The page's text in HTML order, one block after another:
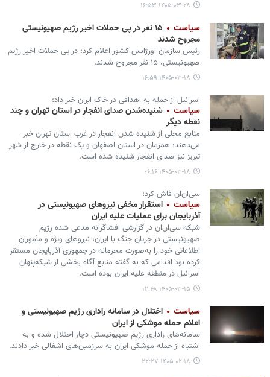
۱۴۰۵-۰۳-۲۸ ۱۶:۵۳
سیاست
۱۵ نفر در پی حملات اخیر رژیم صهیونیستی
مجروح شدند
رئیس سازمان اورژانس کشور اعلام کرد: در پی حملات اخیر رژیم
صهیونیستی، ۱۵ نفر مجروح شدند.
۱۴۰۵-۰۳-۱۸ ۱۶:۵۹
اسرائیل از حمله به اهدافی در خاک ایران خبر داد؛
سیاست
شنیده‌شدن صدای انفجار در استان تهران و چند
نقطه دیگر
منابع محلی از شنیده شدن انفجار در غرب استان‌ تهران خبر
می‌دهند؛ همزمان در استان اصفهان و یک نقطه در خارج از شهر
تبریز نیز صدای انفجار شنیده شده است.
۱۴۰۵-۰۳-۱۸ ۰۶:۱۶
سی‌ان‌ان فاش کرد؛
سیاست
استقرار مخفی نیروهای صهیونیستی در
آذربایجان برای عملیات علیه ایران
شبکه سی‌ان‌ان در گزارشی افشاگرانه مدعی شده رژیم
صهیونیستی در جریان جنگ با ایران، نیروهای ویژه و مأموران
اطلاعاتی خود را به‌صورت محرمانه در جمهوری آذربایجان مستقر
کرده بود اقدامی که به گفته منابع آگاه بخشی از شبکه‌پنهان
اسرائیل در منطقه علیه ایران بوده است.
۱۴۰۵-۰۳-۱۵ ۱۲:۴۸
سیاست
اختلال در سامانه راداری رژیم صهیونیستی و
اعلام حمله موشکی از ایران
سامانه‌های راداری رژیم صهیونیستی دچار اختلال شده و به
اشتباه از حمله موشکی ایران به سرزمین‌های اشغالی خبر دادند.
۱۴۰۵-۰۲-۱۸ ۲۲:۲۷